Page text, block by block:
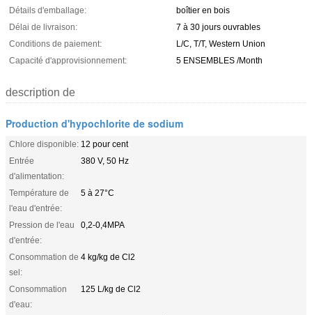
Détails d'emballage:
boîtier en bois
Délai de livraison:
7 à 30 jours ouvrables
Conditions de paiement:
L/C, T/T, Western Union
Capacité d'approvisionnement:
5 ENSEMBLES /Month
description de
Production d'hypochlorite de sodium
Chlore disponible: 12 pour cent
Entrée
d'alimentation:
380 V, 50 Hz
Température de
l'eau d'entrée:
5 à 27°C
Pression de l'eau
d'entrée:
0,2-0,4MPA
Consommation de
sel:
4 kg/kg de Cl2
Consommation
d'eau:
125 L/kg de Cl2